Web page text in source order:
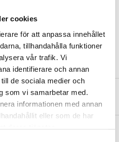
cookies
för att anpassa innehållet
tillhandahålla funktioner
vår trafik. Vi
identifierare och annan
de sociala medier och
som vi samarbetar med.
informationen med annan
eller som de har
Carbon steel